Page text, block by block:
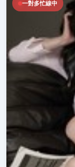
一對多忙線中